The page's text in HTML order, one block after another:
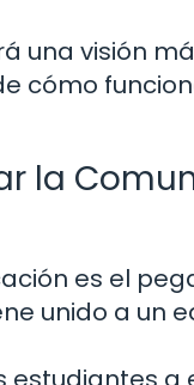
una visión
cómo
la
es el
unido a un